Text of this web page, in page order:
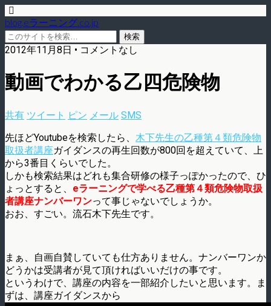
blog.eラーニング.co.jp
2012年11月8日 • コメントなし
動画でわかる乙四危険物
共有 ツイート ピン メール SMS
先ほどYoutubeを検索したら、 木下先生の乙種第４類危険物
取扱者講座ガイダンスの再生回数が800回を超えていて、上
から3番目くらいでした。
しかも検索結果はどれも集合研修の様子っぽかったので、ひ
ょっとすると、 eラーニングで学べる乙種第４類危険物取扱
者講座ナンバーワンって事じゃないでしょうか。
おお、すごい。流石木下先生です。
まぁ、自画自賛していても仕方ありません。ナンバーワンか
どうかは受講者が見て頂ければいいだけの事です。
というわけで、講座の内容を一部紹介したいと思います。ま
ずは、講座ガイダンスから